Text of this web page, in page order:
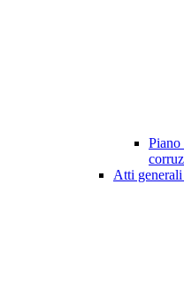
Piano
Atti generali